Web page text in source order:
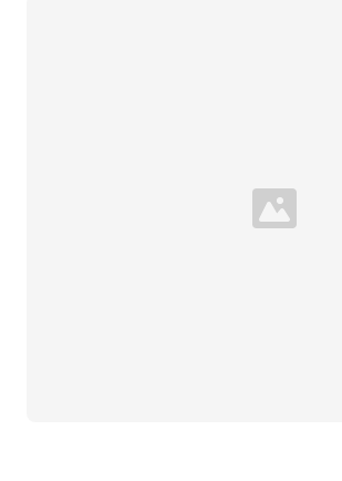
Loading...